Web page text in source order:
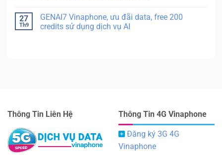
27
Th9
GENAI7 Vinaphone, ưu đãi data, free 200
credits sử dụng dịch vụ AI
Thông Tin Liên Hệ Thông Tin 4G Vinaphone
Đăng ký 3G 4G
Vinaphone